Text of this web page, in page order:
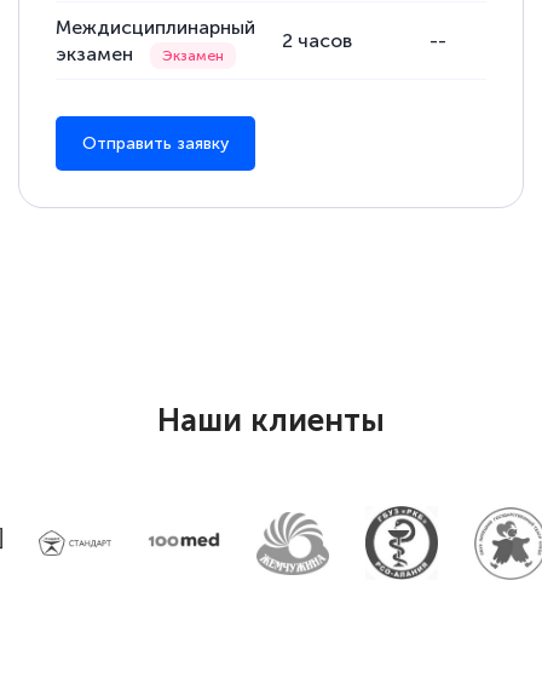
Спасибо большое Академии! Грамотное,
вежливое сопровождение! Всё чётко и
квалификации. Ещё раз - СПАСИБО!
специальности «Тренер-преподаватель
оперативно связались со мной
специалисты, ответили на все
Междисциплинарный
экзамен
2 часов --
Отправить заявку
Наши клиенты